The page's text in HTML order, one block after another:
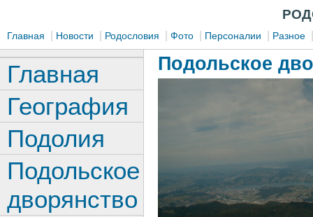
Главная Новости Родословия Фото Персоналии Разное
Подольское
Главная
География
Подолия
Подольское
дворянство